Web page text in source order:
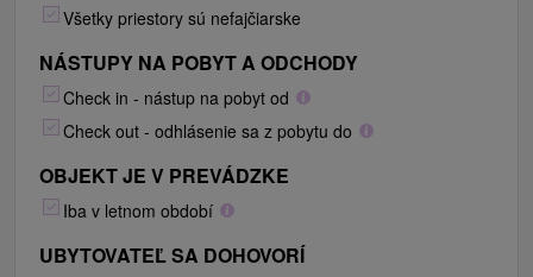
Všetky priestory sú nefajčiarske
NÁSTUPY NA POBYT A ODCHODY
Check in - nástup na pobyt od
Check out - odhlásenie sa z pobytu do
OBJEKT JE V PREVÁDZKE
Iba v letnom období
UBYTOVATEĽ SA DOHOVORÍ